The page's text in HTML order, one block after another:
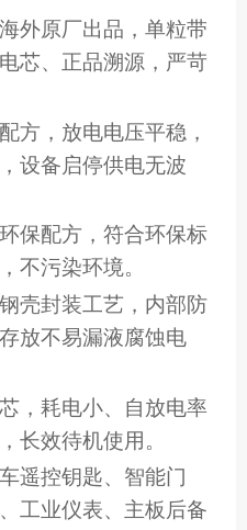
外原厂出品，单粒带
芯、正品溯源，严苛
方，放电电压平稳，
设备启停供电无波
保配方，符合环保标
不污染环境。
壳封装工艺，内部防
放不易漏液腐蚀电
，耗电小、自放电率
长效待机使用。
遥控钥匙、智能门
工业仪表、主板后备